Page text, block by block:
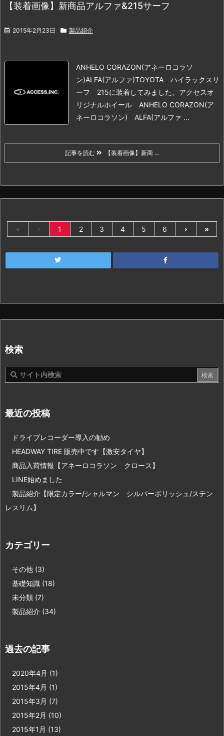
【装着画像】新商品アルファ&215サーフ
2015年2月23日 製品紹介
ANHELO CORAZON(アネーロコラソ
ン)ALFA(アルファ)TOYOTA ハイラックスサ
ーフ 215に装着してみました。 アクセスオ
リジナルホイール ANHELO CORAZON(ア
ネーロコラソン) ALFA(アルファ ...
記事を読む 【装着画像】新商 ...
« ‹ 1 2 3 4 5 6 › »
検索
最近の投稿
ドライブレコーダー導入の勧め
HEADWAY TIRE 販売中です【激安タイヤ】
商品入荷情報【アネーロコラソン クロース】
LINE始めました
製品紹介【限定カラー/シャルマン シルバーポリッシュ/ステン
レスリム】
カテゴリー
その他 (3)
基礎知識 (18)
未分類 (7)
製品紹介 (34)
過去の記事
2020年4月 (1)
2015年4月 (1)
2015年3月 (7)
2015年2月 (10)
2015年1月 (13)